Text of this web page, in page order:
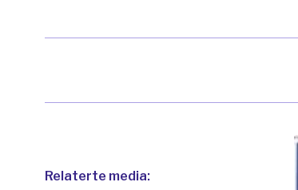
Relaterte media: